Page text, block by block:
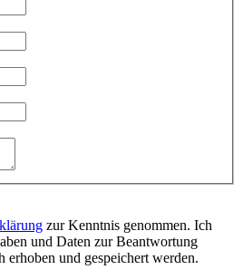
zur Kenntnis genommen. Ich
und Daten zur Beantwortung
erhoben und gespeichert werden.